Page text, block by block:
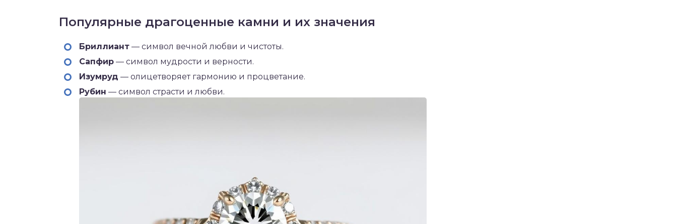
Популярные драгоценные камни и их значения
Бриллиант — символ вечной любви и чистоты.
Сапфир — символ мудрости и верности.
Изумруд — олицетворяет гармонию и процветание.
Рубин — символ страсти и любви.